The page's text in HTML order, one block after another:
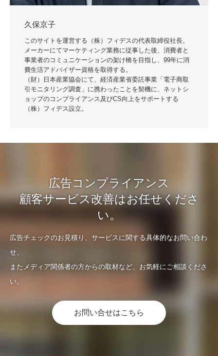
久保京子
このサイトを運営する（株）フィデスの代表取締役社長。
メーカーにてマーケティング業務に従事した後、消費者と
事業者のコミュニケーションの架け橋を目指し、99年に消
費生活アドバイザー資格を取得する。
（財）日本産業協会にて、経済産業省委託事業「電子商取
引モニタリング調査」に携わったことを契機に、ネットシ
ョップのコンプライアンス及びCS向上をサポートする
（株）フィデス設立。
広告コンプライアンス
顧客サービス改善はお任せくださ
い。
広告チェックのお見積り、サービスに関する具体的なお問い合わ
せ、
またメディア関係者の方からの取材など、お気軽にご相談くださ
い。
お問い合せはこちら